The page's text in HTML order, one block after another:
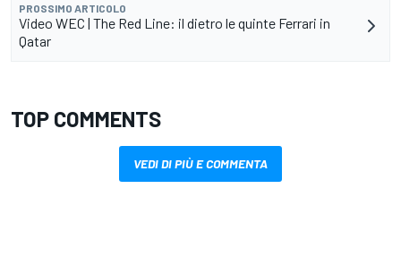
PROSSIMO ARTICOLO
Video WEC | The Red Line: il dietro le quinte Ferrari in
Qatar
TOP COMMENTS
VEDI DI PIÙ E COMMENTA